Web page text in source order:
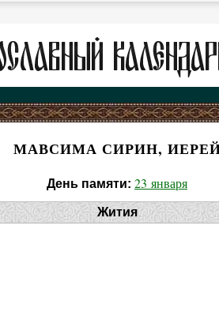
МАВСИМА СИРИН,
День памяти: 23 января
Жития